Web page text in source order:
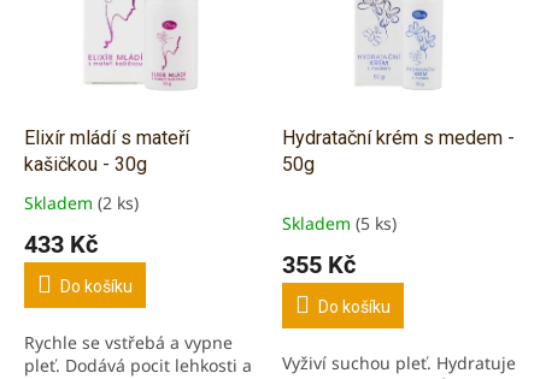
Elixír mládí s mateří
kašičkou - 30g
Průměrné
produktu
5,0
5
hvězdiček.
Skladem (2 ks)
433 Kč
Do košíku
Rychle se vstřebá a vypne
pleť. Dodává pocit lehkosti a
Hydratační krém s medem -
50g
Skladem (5 ks)
355 Kč
Do košíku
Vyživí suchou pleť. Hydratuje